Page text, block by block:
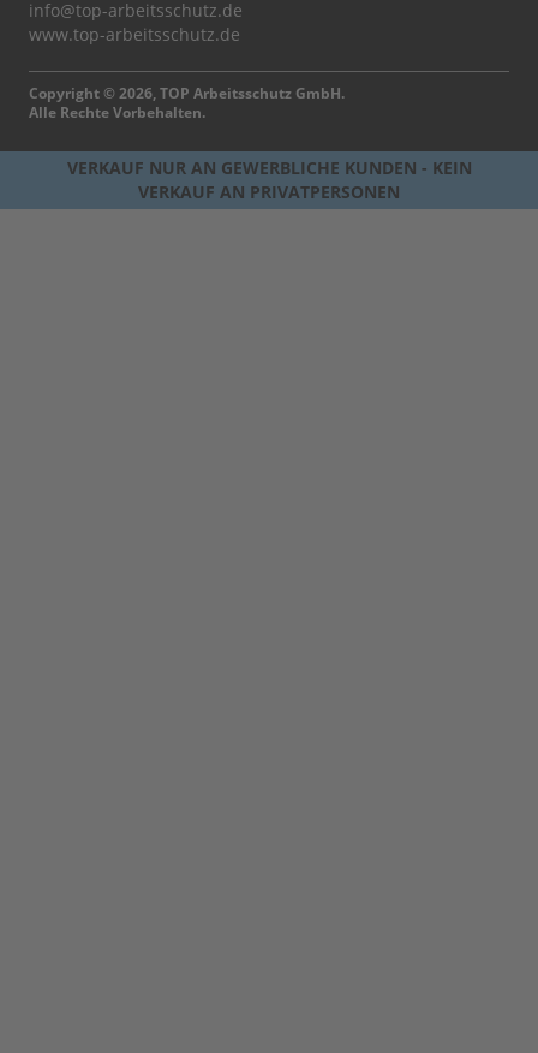
info@top-arbeitsschutz.de
www.top-arbeitsschutz.de
Copyright © 2026, TOP Arbeitsschutz GmbH.
Alle Rechte Vorbehalten.
VERKAUF NUR AN GEWERBLICHE KUNDEN - KEIN
VERKAUF AN PRIVATPERSONEN